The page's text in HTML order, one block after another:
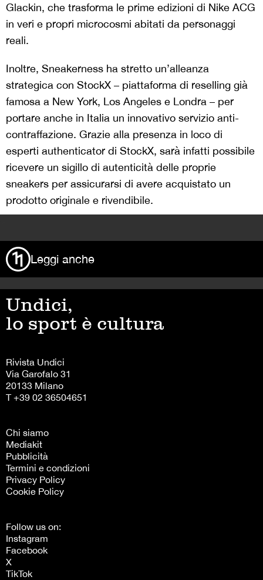
Glackin, che trasforma le prime edizioni di Nike ACG
in veri e propri microcosmi abitati da personaggi
reali.
Inoltre, Sneakerness ha stretto un’alleanza
strategica con StockX – piattaforma di reselling già
famosa a New York, Los Angeles e Londra – per
portare anche in Italia un innovativo servizio anti-
contraffazione. Grazie alla presenza in loco di
esperti authenticator di StockX, sarà infatti possibile
ricevere un sigillo di autenticità delle proprie
sneakers per assicurarsi di avere acquistato un
prodotto originale e rivendibile.
Leggi anche
Undici,
lo sport è cultura
Rivista Undici
Via Garofalo 31
20133 Milano
T +39 02 36504651
Chi siamo
Mediakit
Pubblicità
Termini e condizioni
Privacy Policy
Cookie Policy
Follow us on:
Instagram
Facebook
X
TikTok